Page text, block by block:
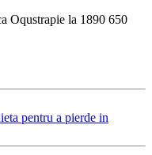
Oqustrapie la 1890 650
pentru a pierde in